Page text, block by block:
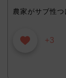
農家がサブ性
+3